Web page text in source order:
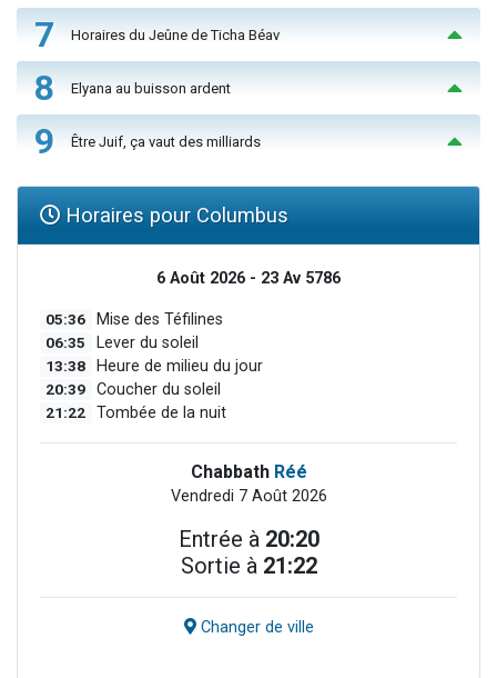
7 Horaires du Jeûne de Ticha Béav
8 Elyana au buisson ardent
9 Être Juif, ça vaut des milliards
Horaires pour Columbus
6 Août 2026 - 23 Av 5786
05:36 Mise des Téfilines
06:35 Lever du soleil
13:38 Heure de milieu du jour
20:39 Coucher du soleil
21:22 Tombée de la nuit
Chabbath Réé
Vendredi 7 Août 2026
Entrée à 20:20
Sortie à 21:22
Changer de ville